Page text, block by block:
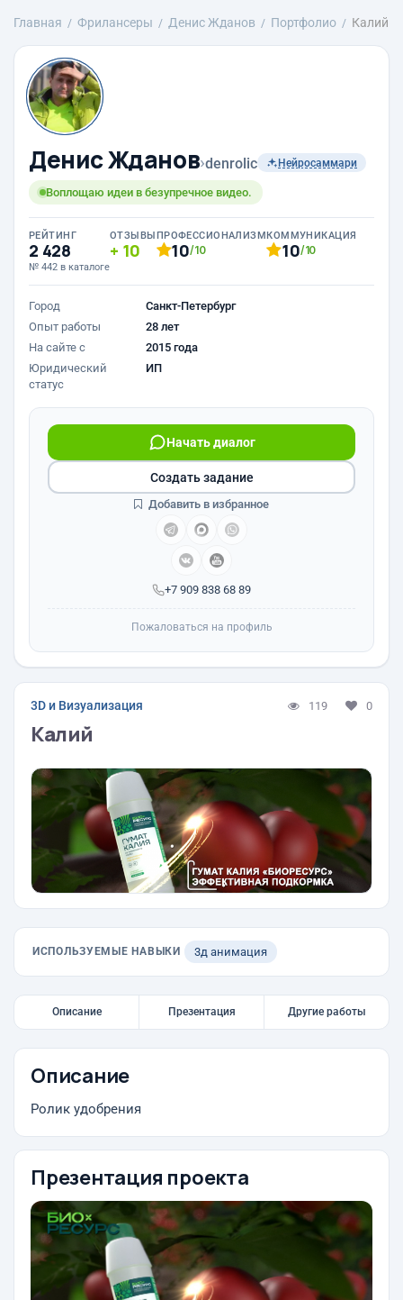
Главная Фрилансеры Денис Жданов Портфолио Калий
Денис Жданов›denrolic Нейросаммари
Воплощаю идеи в безупречное видео.
РЕЙТИНГ
2 428
№ 442 в каталоге
ОТЗЫВЫ
10
ПРОФЕССИОНАЛИЗМ
10/10
КОММУНИКАЦИЯ
10/10
Город
Санкт-Петербург
Опыт работы
28 лет
На сайте с
2015 года
Юридический
статус
ИП
+7 909 838 68 89
Начать диалог
Создать задание
Добавить в избранное
Пожаловаться на профиль
3D и Визуализация 119 0
Калий
ИСПОЛЬЗУЕМЫЕ НАВЫКИ 3д анимация
Описание Презентация Другие работы
Описание
Ролик удобрения
Презентация проекта